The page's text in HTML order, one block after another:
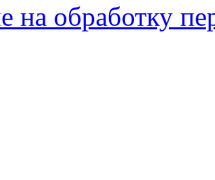
на обработку